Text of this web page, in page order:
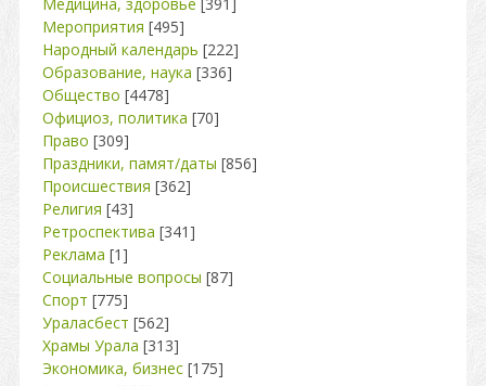
Мероприятия [495]
Народный календарь [222]
Образование, наука [336]
Общество [4478]
Официоз, политика [70]
Право [309]
Праздники, памят/даты [856]
Происшествия [362]
Религия [43]
Ретроспектива [341]
Реклама [1]
Социальные вопросы [87]
Спорт [775]
Ураласбест [562]
Храмы Урала [313]
Экономика, бизнес [175]